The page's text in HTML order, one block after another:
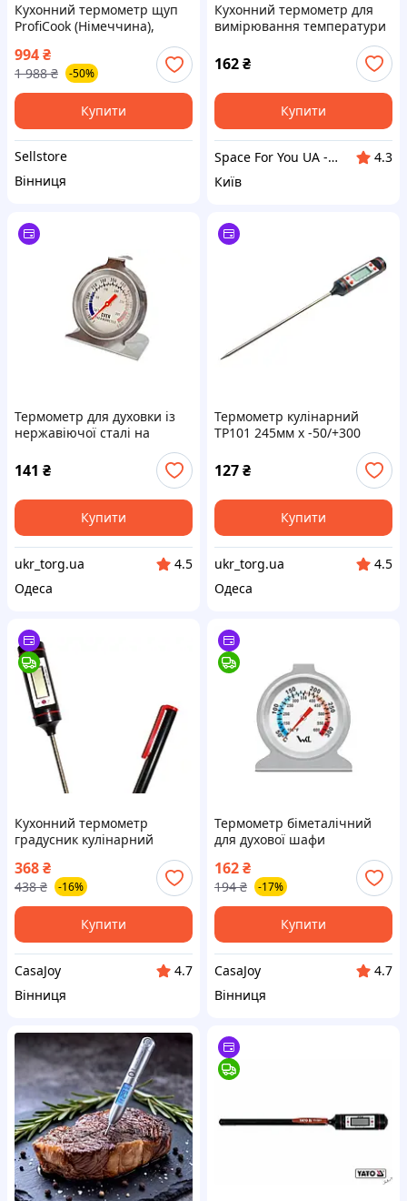
Кухонний термометр щуп
ProfiCook (Німеччина),
Термометр для смаження
м'яса, Термометр щуп
харчовий, NQE
994₴
1 988 ₴ -50%
Купити
Sellstore
Вінниця
Кухонний термометр для
вимірювання температури
дисплеєм Чорний
162₴
Купити
Space For You UA - STORE
4.3
Київ
Термометр для духовки із
нержавіючої сталі на
блістері -75х60мм (124162)
141 ₴
Купити
ukr_torg.ua
4.5
Одеса
Термометр кулінарний
TP101 245мм x -50/+300
127₴
Купити
ukr_torg.ua
4.5
Одеса
Кухонний термометр
градусник кулінарний
368₴
438 ₴ -16%
Купити
CasaJoy
4.7
Вінниця
Термометр біметалічний
для духової шафи
162₴
194 ₴ -17%
Купити
CasaJoy
4.7
Вінниця